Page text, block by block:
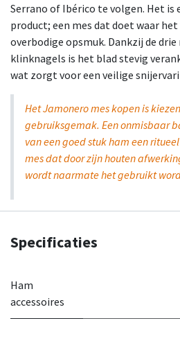
Serrano of Ibérico te volgen. Het is
product; een mes dat doet waar
overbodige opsmuk. Dankzij de
klinknagels is het blad stevig
wat zorgt voor een veilige
Het Jamonero mes kopen is
gebruiksgemak. Een onmisbaar
van een goed stuk ham een
mes dat door zijn houten
wordt naarmate het gebruikt
Specificaties
Ham
accessoires